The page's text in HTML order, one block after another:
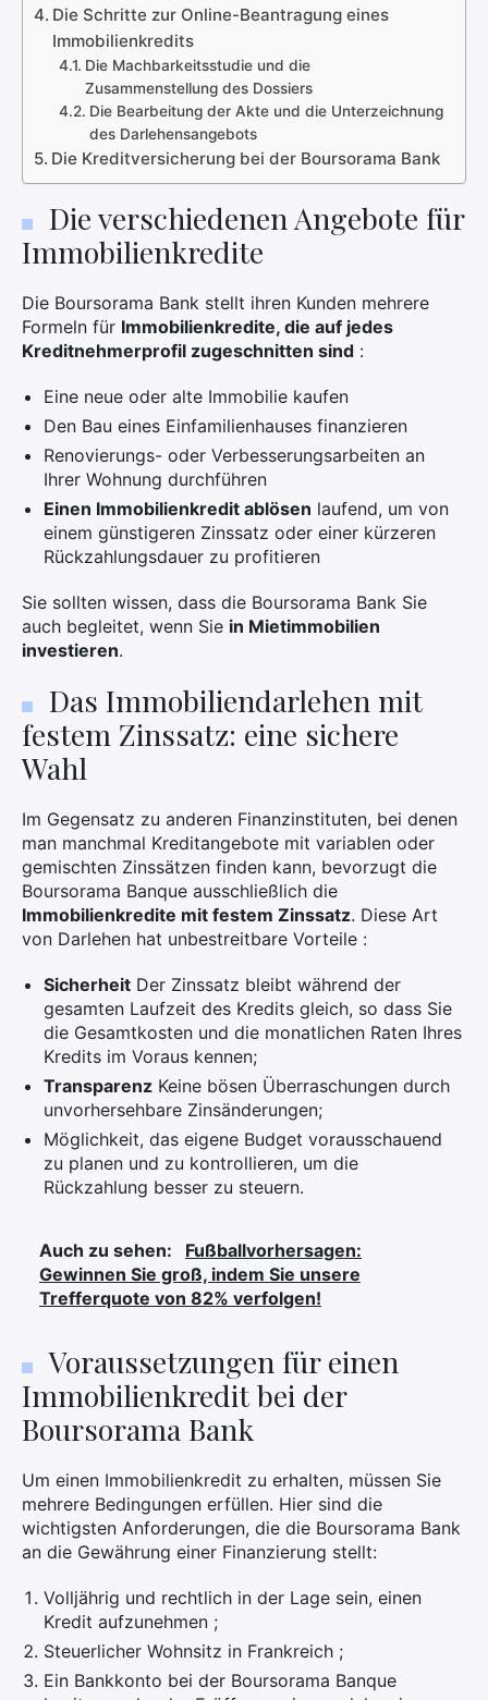
Die Schritte zur Online-Beantragung eines
Immobilienkredits
Die Machbarkeitsstudie und die
Zusammenstellung des Dossiers
Die Bearbeitung der Akte und die Unterzeichnung
des Darlehensangebots
Die Kreditversicherung bei der Boursorama Bank
Die verschiedenen Angebote für
Immobilienkredite
Die Boursorama Bank stellt ihren Kunden mehrere
Formeln für Immobilienkredite, die auf jedes
Kreditnehmerprofil zugeschnitten sind :
Eine neue oder alte Immobilie kaufen
Den Bau eines Einfamilienhauses finanzieren
Renovierungs- oder Verbesserungsarbeiten an
Ihrer Wohnung durchführen
Einen Immobilienkredit ablösen laufend, um von
einem günstigeren Zinssatz oder einer kürzeren
Rückzahlungsdauer zu profitieren
Sie sollten wissen, dass die Boursorama Bank Sie
auch begleitet, wenn Sie in Mietimmobilien
investieren.
Das Immobiliendarlehen mit
festem Zinssatz: eine sichere
Wahl
Im Gegensatz zu anderen Finanzinstituten, bei denen
man manchmal Kreditangebote mit variablen oder
gemischten Zinssätzen finden kann, bevorzugt die
Boursorama Banque ausschließlich die
Immobilienkredite mit festem Zinssatz. Diese Art
von Darlehen hat unbestreitbare Vorteile :
Sicherheit Der Zinssatz bleibt während der
gesamten Laufzeit des Kredits gleich, so dass Sie
die Gesamtkosten und die monatlichen Raten Ihres
Kredits im Voraus kennen;
Transparenz Keine bösen Überraschungen durch
unvorhersehbare Zinsänderungen;
Möglichkeit, das eigene Budget vorausschauend
zu planen und zu kontrollieren, um die
Rückzahlung besser zu steuern.
Auch zu sehen:
Fußballvorhersagen:
Gewinnen Sie groß, indem Sie unsere
Trefferquote von 82% verfolgen!
Voraussetzungen für einen
Immobilienkredit bei der
Boursorama Bank
Um einen Immobilienkredit zu erhalten, müssen Sie
mehrere Bedingungen erfüllen. Hier sind die
wichtigsten Anforderungen, die die Boursorama Bank
an die Gewährung einer Finanzierung stellt:
Volljährig und rechtlich in der Lage sein, einen
Kredit aufzunehmen ;
Steuerlicher Wohnsitz in Frankreich ;
Ein Bankkonto bei der Boursorama Banque